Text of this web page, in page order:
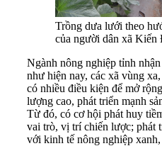
Trồng dưa lưới theo
của người dân xã Kiến
Ngành nông nghiệp tỉnh
như hiện nay, các xã vùng
có nhiều điều kiện để mở
lượng cao, phát triển mạnh
Từ đó, có cơ hội phát huy
vai trò, vị trí chiến lược; phát
với kinh tế nông nghiệp